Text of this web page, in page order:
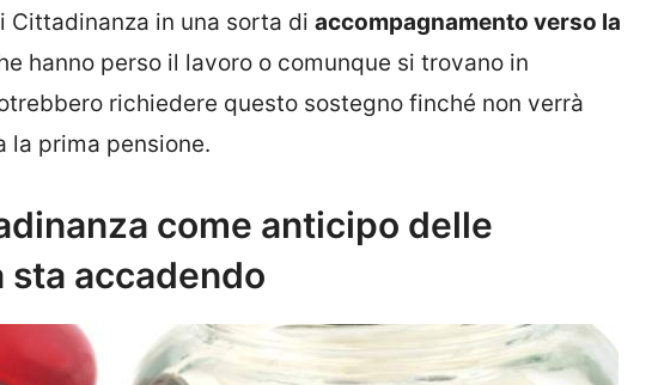
Cittadinanza in una sorta di accompagnamento verso la
hanno perso il lavoro o comunque si trovano in
richiedere questo sostegno finché non verrà
prima pensione.
come anticipo delle
sta accadendo